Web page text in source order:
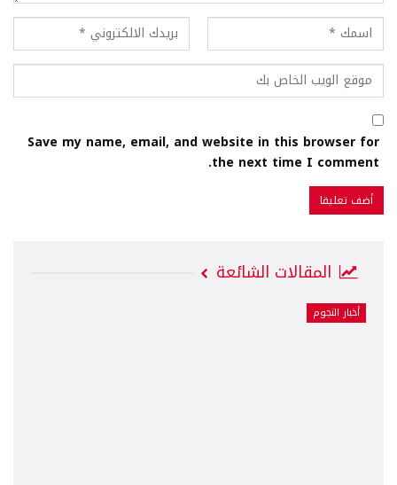
Save my name, email, and website in this browser for
the next time I comment.
المقالات الشائعة
أخبار النجوم